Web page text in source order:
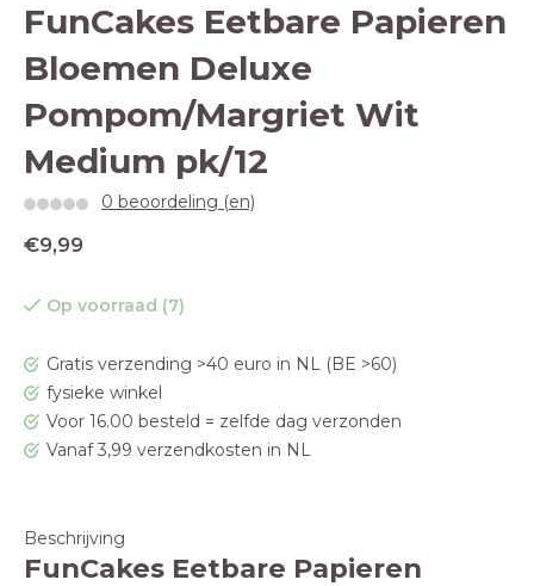
FunCakes Eetbare Papieren
Bloemen Deluxe
Pompom/Margriet Wit
Medium pk/12
0 beoordeling (en)
€9,99
Op voorraad (7)
Gratis verzending >40 euro in NL (BE >60)
fysieke winkel
Voor 16.00 besteld = zelfde dag verzonden
Vanaf 3,99 verzendkosten in NL
Beschrijving
FunCakes Eetbare Papieren